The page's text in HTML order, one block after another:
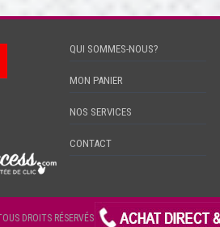
QUI SOMMES-NOUS?
MON PANIER
NOS SERVICES
CONTACT
DROITS RÉSERVÉS